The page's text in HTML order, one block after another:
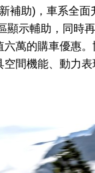
補助)，車系全
顯示輔助，同時
萬的購車優惠
間機能、動力